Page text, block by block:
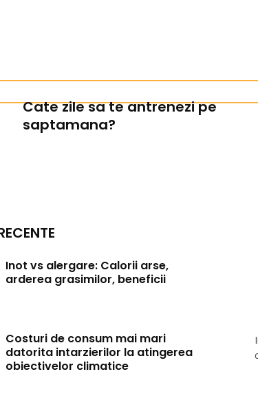
Cate zile sa te antrenezi pe
saptamana?
Inot vs alergare: Calorii arse,
arderea grasimilor, beneficii
Costuri de consum mai mari
datorita intarzierilor la atingerea
obiectivelor climatice